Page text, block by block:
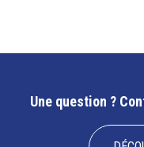
Une question ?